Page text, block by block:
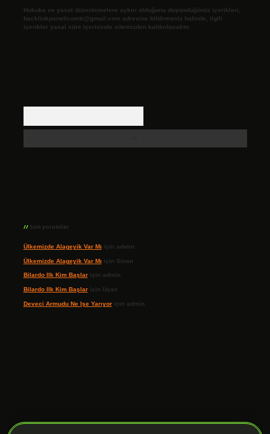
Hukuka ve yasal düzenlemelere aykırı olduğunu düşündüğünüz içerikleri,
backlinkpanelicomtr@gmail.com adresine bildirmeniz halinde, ilgili
içerikler yasal süre içerisinde sitemizden kaldırılacaktır.
Son yorumlar
Ülkemizde Alageyik Var Mı için admin
Ülkemizde Alageyik Var Mı için Sinan
Bilardo Ilk Kim Başlariçin admin
Bilardo Ilk Kim Başlariçin Uçan
Deveci Armudu Ne Işe Yarıyoriçin admin